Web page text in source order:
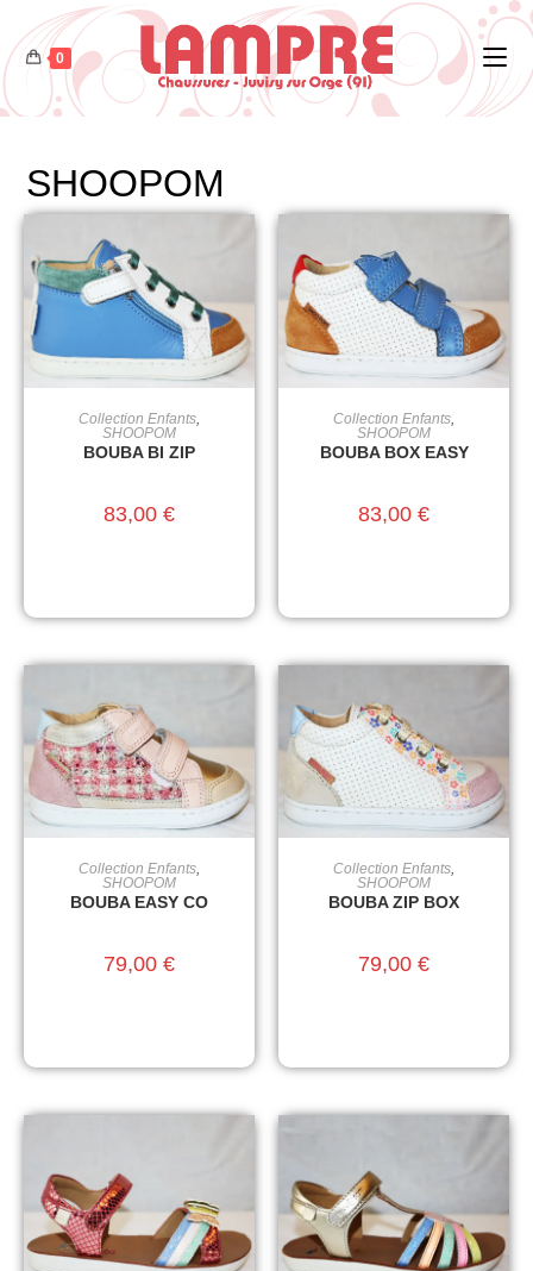
0
SHOOPOM
CHOIX DES OPTIONS
Collection Enfants
SHOOPOM
BOUBA BI ZIP
83,00 €
CHOIX DES OPTIONS
Collection Enfants
SHOOPOM
BOUBA BOX EASY
83,00 €
CHOIX DES OPTIONS
Collection Enfants,
SHOOPOM
BOUBA EASY CO
79,00 €
CHOIX DES OPTIONS
Collection Enfants,
SHOOPOM
BOUBA ZIP BOX
79,00 €